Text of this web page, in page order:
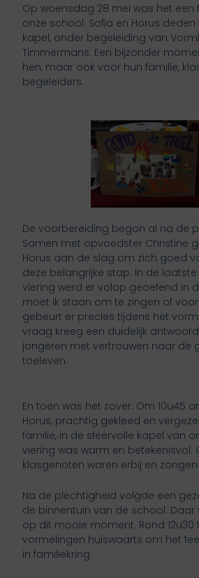
Op woensdag 28 mei was het een
onze school: Sofia en Horus
kapel, onder begeleiding van
Timmermans. Een bijzonder
hen, maar ook voor hun familie,
begeleiders.
De voorbereiding begon al na de
Samen met opvoedster Christine
Horus aan de slag om zich goed
deze belangrijke stap. In de
viering werd er volop geoefend in
moet ik staan om te zingen of voor
gebeurt er precies tijdens het
vraag kreeg een duidelijk
jongeren met vertrouwen naar de
toeleven.
En toen was het zover. Om 10u45
Horus, prachtig gekleed en
familie, in de sfeervolle kapel van
viering was warm en betekenisvol.
klasgenoten waren erbij en
Na de plechtigheid volgde een
de binnentuin van de school. Daar
op dit mooie moment. Rond 12u30
vormelingen huiswaarts om het
in familiekring.